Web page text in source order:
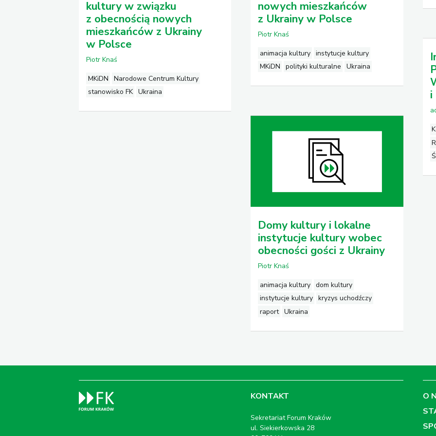
kultury w związku
z obecnością nowych
mieszkańców z Ukrainy
w Polsce
Piotr Knaś
MKiDN
Narodowe Centrum Kultury
stanowisko FK
Ukraina
nowych mieszkańców
z Ukrainy w Polsce
Piotr Knaś
animacja kultury instytucje kultury
MKiDN
polityki kulturalne Ukraina
i
Domy kultury i lokalne
instytucje kultury wobec
obecności gości z Ukrainy
Piotr Knaś
animacja kultury dom kultury
instytucje kultury kryzys uchodźczy
raport Ukraina
O
KONTAKT
Sekretariat Forum Kraków
ul. Siekierkowska 28